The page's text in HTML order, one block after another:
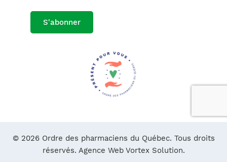
S'abonner
© 2026 Ordre des pharmaciens du Québec. Tous droits
réservés. Agence Web Vortex Solution.